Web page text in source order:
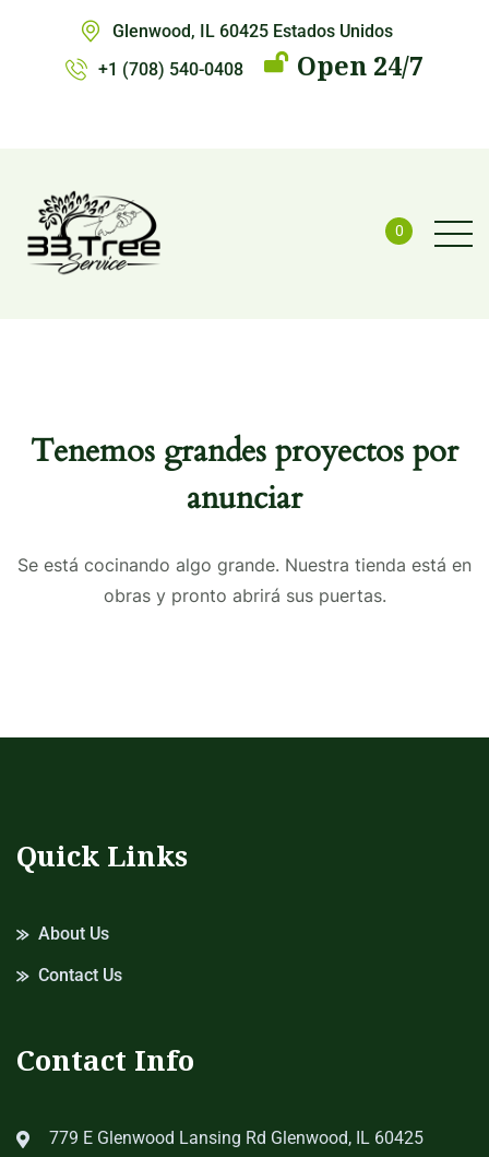
Glenwood, IL 60425 Estados Unidos
+1 (708) 540-0408
Open 24/7
0
Tenemos grandes proyectos por
anunciar
Se está cocinando algo grande. Nuestra tienda está en
obras y pronto abrirá sus puertas.
Quick Links
About Us
Contact Us
Contact Info
779 E Glenwood Lansing Rd Glenwood, IL 60425